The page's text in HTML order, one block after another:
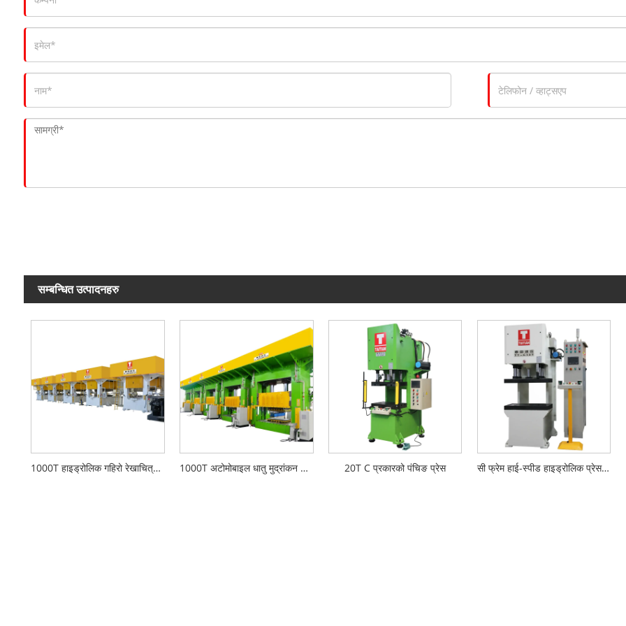
सम्बन्धित उत्पादनहरु
1000T हाइड्रोलिक गहिरो रेखाचित्र प्रेस 1000T अटोमोबाइल धातु मुद्रांकन लाइन 20T C प्रकारको पंचिङ प्रेस सी फ्रेम हाई-स्पीड हाइड्रोलिक प्रेस मेसिन